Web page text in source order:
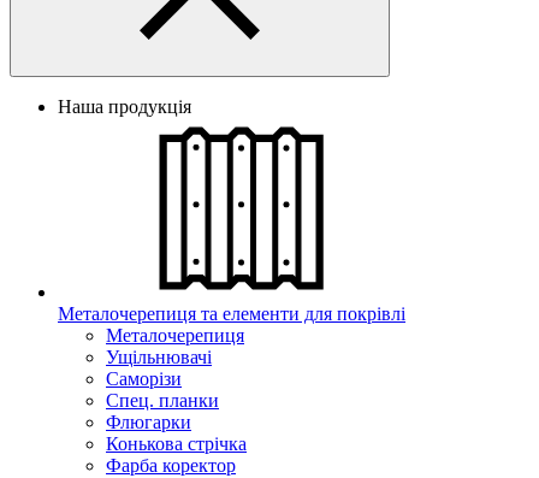
Наша продукція
Металочерепиця та елементи для покрівлі
Металочерепиця
Ущільнювачі
Саморізи
Спец. планки
Флюгарки
Конькова стрічка
Фарба коректор